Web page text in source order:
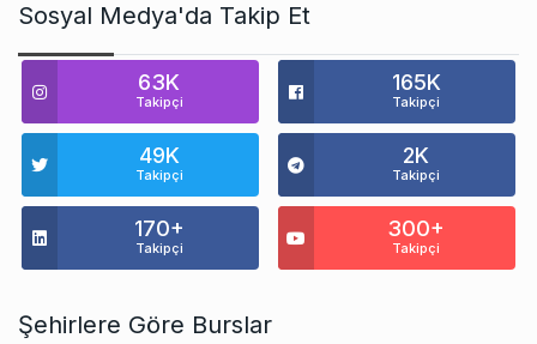
Sosyal Medya'da Takip Et
63K
Takipçi
165K
Takipçi
49K
Takipçi
2K
Takipçi
170+
Takipçi
300+
Takipçi
Şehirlere Göre Burslar